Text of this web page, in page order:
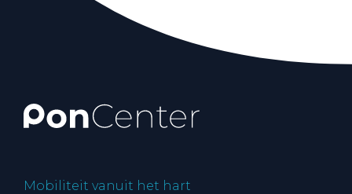
Mobiliteit vanuit het hart